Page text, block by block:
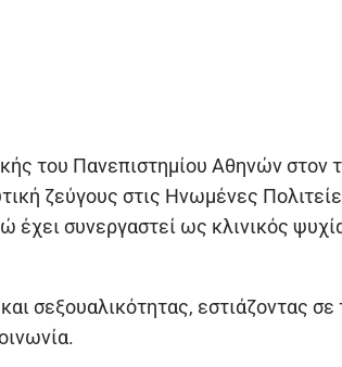
του Πανεπιστημίου Αθηνών στον
ζεύγους στις Ηνωμένες
έχει συνεργαστεί ως κλινικός
σεξουαλικότητας, εστιάζοντας σε